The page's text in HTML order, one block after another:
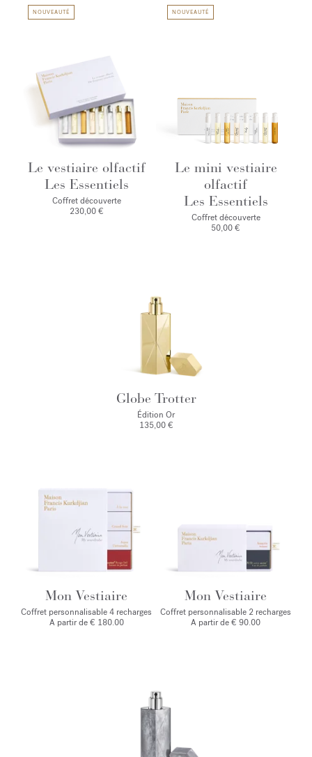
NOUVEAUTÉ
Le vestiaire olfactif
Les Essentiels
Coffret découverte
230,00 €
NOUVEAUTÉ
Le mini vestiaire
olfactif
Les Essentiels
Coffret découverte
50,00 €
Globe Trotter
Édition Or
135,00 €
Mon Vestiaire
Coffret personnalisable 4 recharges
A partir de € 180.00
Mon Vestiaire
Coffret personnalisable 2 recharges
A partir de € 90.00